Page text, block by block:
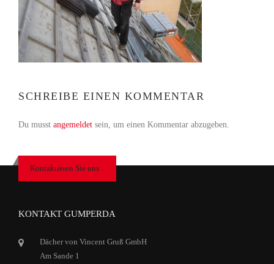
SCHREIBE EINEN KOMMENTAR
Du musst angemeldet sein, um einen Kommentar abzugeben.
Kontaktieren Sie uns
KONTAKT GUMPERDA
Dächer von Vincent Gruß GmbH
Am Sande 1